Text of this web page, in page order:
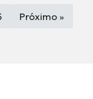
Próximo »